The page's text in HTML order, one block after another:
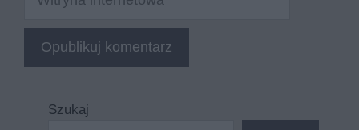
internetowa
Szukaj